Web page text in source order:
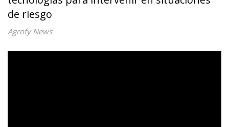
de riesgo
Agrofy News